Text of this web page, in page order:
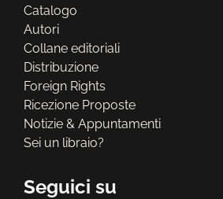
Catalogo
Autori
Collane editoriali
Distribuzione
Foreign Rights
Ricezione Proposte
Notizie & Appuntamenti
Sei un libraio?
Seguici su